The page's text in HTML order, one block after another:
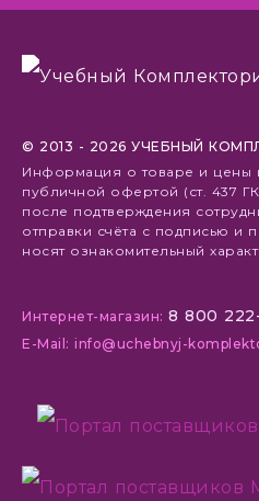
© 2013 - 2026 УЧЕБНЫЙ
Информация о товаре и цены
публичной офертой (ст. 437
после подтверждения
отправки счёта с подписью и
носят ознакомительный
Интернет-магазин: 8 800
E-Mail: info@uchebnyj-